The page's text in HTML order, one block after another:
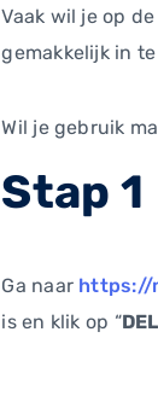
Vaak wil je op
gemakkelijk in
Wil je gebruik
Stap 1
Ga naar https://
is en klik op “